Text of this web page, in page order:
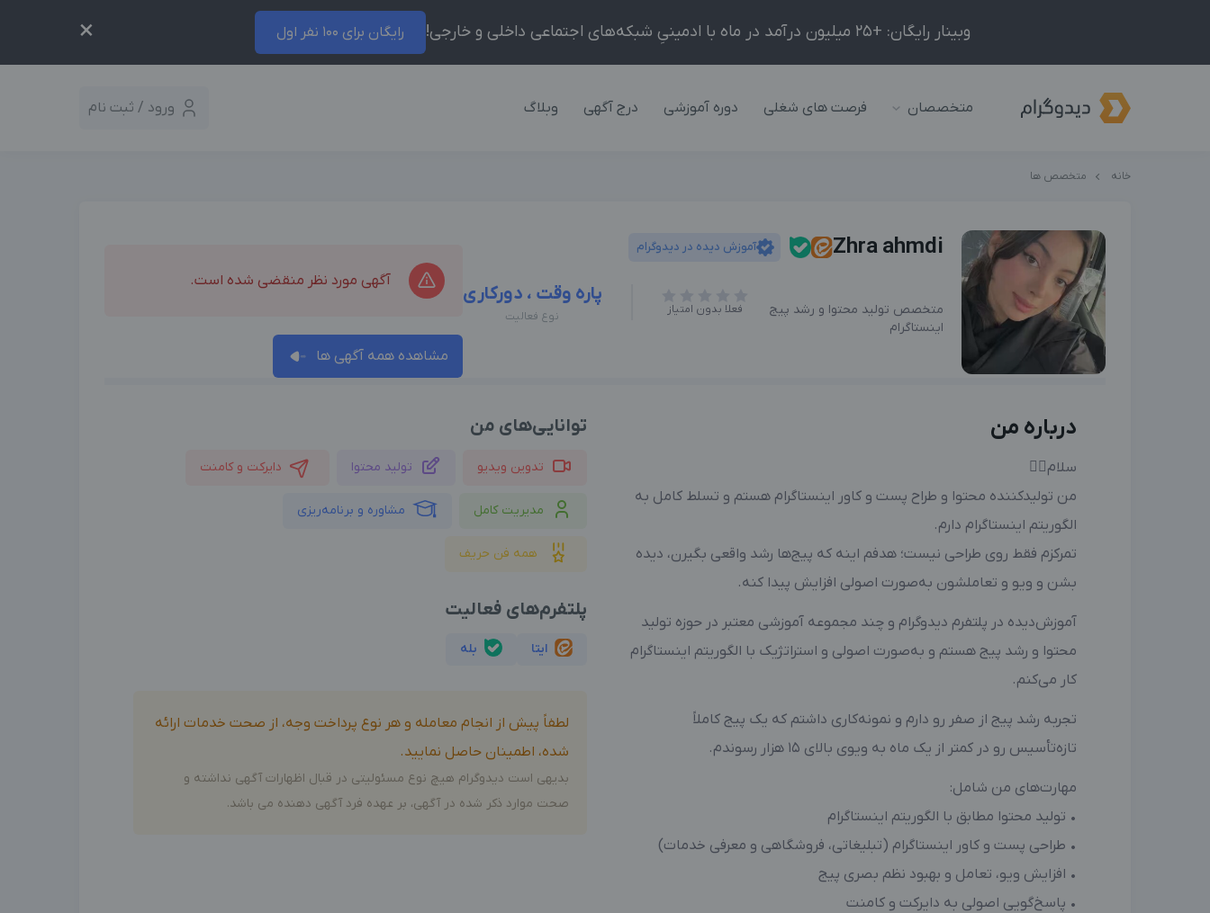
وبینار رایگان: +25 میلیون درآمد در ماه با ادمینیِ شبکه‌های اجتماعی داخلی و خارجی! رایگان برای 100 نفر اول ×
متخصصان فرصت های شغلی دوره آموزشی درج آگهی وبلاگ ورود / ثبت نام
خانه متخصص ها
Zhra ahmdi آموزش دیده در دیدوگرام
متخصص تولید محتوا و رشد پیج
اینستاگرام
فعلا بدون امتیاز
پاره وقت ، دورکاری
نوع فعالیت
آگهی مورد نظر منقضی شده است.
مشاهده همه آگهی ها
درباره من
سلام🖐🏻
من تولیدکننده محتوا و طراح پست و کاور اینستاگرام هستم و تسلط کامل به
الگوریتم اینستاگرام دارم.
تمرکزم فقط روی طراحی نیست؛ هدفم اینه که پیج‌ها رشد واقعی بگیرن، دیده
بشن و ویو و تعاملشون به‌صورت اصولی افزایش پیدا کنه.
آموزش‌دیده در پلتفرم دیدوگرام و چند مجموعه آموزشی معتبر در حوزه تولید
محتوا و رشد پیج هستم و به‌صورت اصولی و استراتژیک با الگوریتم اینستاگرام
کار می‌کنم.
تجربه رشد پیج از صفر رو دارم و نمونه‌کاری داشتم که یک پیج کاملاً
تازه‌تأسیس رو در کمتر از یک ماه به ویوی بالای ۱۵ هزار رسوندم.
مهارت‌های من شامل:
• تولید محتوا مطابق با الگوریتم اینستاگرام
• طراحی پست و کاور اینستاگرام (تبلیغاتی، فروشگاهی و معرفی خدمات)
• افزایش ویو، تعامل و بهبود نظم بصری پیج
• پاسخ‌گویی اصولی به دایرکت و کامنت
توانایی‌های من
تدوین ویدیو تولید محتوا دایرکت و کامنت
مدیریت کامل مشاوره و برنامه‌ریزی
همه فن حریف
پلتفرم‌های فعالیت
ایتا بله
لطفاً پیش از انجام معامله و هر نوع پرداخت وجه، از صحت خدمات ارائه
شده، اطمینان حاصل نمایید.
بدیهی است دیدوگرام هیچ نوع مسئولیتی در قبال اظهارات آگهی نداشته و
صحت موارد ذکر شده در آگهی، بر عهده فرد آگهی دهنده می باشد.